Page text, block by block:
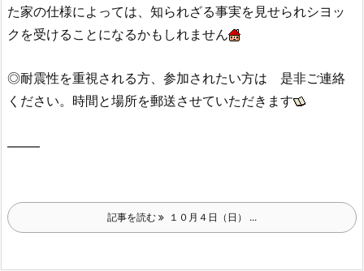
た家の仕様によっては、知られざる事実を見せられシヨッ
クを受けることになるかもしれません
◎耐震性を重視される方、参加されたい方は 是非ご連絡
ください。時間と場所を郵送させていただきます
——–
記事を読む １０月４日（日） ...